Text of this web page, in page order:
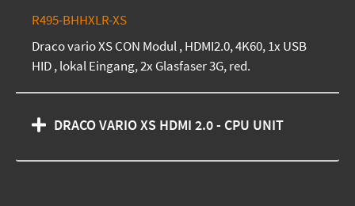
R495-BHHXLR-XS
Draco vario XS CON Modul , HDMI2.0, 4K60, 1x USB
HID , lokal Eingang, 2x Glasfaser 3G, red.
DRACO VARIO XS HDMI 2.0 - CPU UNIT